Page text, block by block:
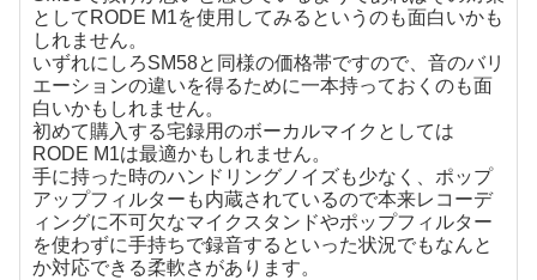
としてRODE M1を使用してみるというのも面白いかも
しれません。
いずれにしろSM58と同様の価格帯ですので、音のバリ
エーションの違いを得るために一本持っておくのも面
白いかもしれません。
初めて購入する宅録用のボーカルマイクとしては
RODE M1は最適かもしれません。
手に持った時のハンドリングノイズも少なく、ポップ
アップフィルターも内蔵されているので本来レコーデ
ィングに不可欠なマイクスタンドやポップフィルター
を使わずに手持ちで録音するといった状況でもなんと
か対応できる柔軟さがあります。